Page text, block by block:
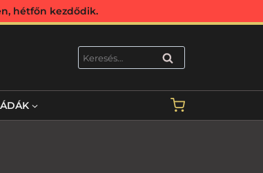
hétfőn kezdődik.
KERESÉS